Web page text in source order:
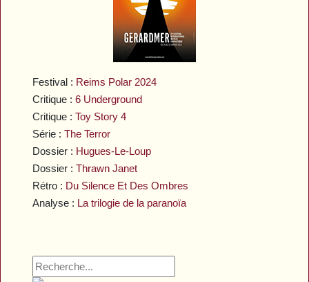
Festival : Reims Polar 2024
Critique :6 Underground
Critique :Toy Story 4
Série :The Terror
Dossier : Hugues-Le-Loup
Dossier :Thrawn Janet
Rétro : Du Silence Et Des Ombres
Analyse : La trilogie de la paranoïa